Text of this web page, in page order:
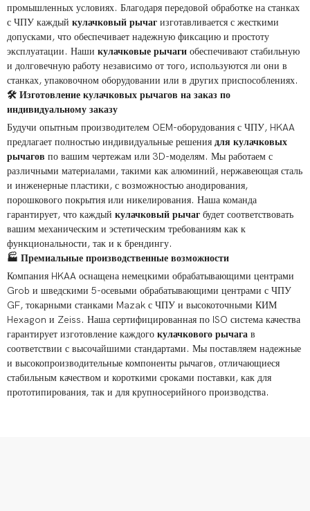
промышленных условиях. Благодаря передовой обработке на станках
с ЧПУ каждый кулачковый рычаг изготавливается с жесткими
допусками, что обеспечивает надежную фиксацию и простоту
эксплуатации. Наши кулачковые рычаги обеспечивают стабильную
и долговечную работу независимо от того, используются ли они в
станках, упаковочном оборудовании или в других приспособлениях.
🛠️ Изготовление кулачковых рычагов на заказ по
индивидуальному заказу
Будучи опытным производителем OEM-оборудования с ЧПУ, HKAA
предлагает полностью индивидуальные решения для кулачковых
рычагов по вашим чертежам или 3D-моделям. Мы работаем с
различными материалами, такими как алюминий, нержавеющая сталь
и инженерные пластики, с возможностью анодирования,
порошкового покрытия или никелирования. Наша команда
гарантирует, что каждый кулачковый рычаг будет соответствовать
вашим механическим и эстетическим требованиям как к
функциональности, так и к брендингу.
🏭 Премиальные производственные возможности
Компания HKAA оснащена немецкими обрабатывающими центрами
Grob и шведскими 5-осевыми обрабатывающими центрами с ЧПУ
GF, токарными станками Mazak с ЧПУ и высокоточными КИМ
Hexagon и Zeiss. Наша сертифицированная по ISO система качества
гарантирует изготовление каждого кулачкового рычага в
соответствии с высочайшими стандартами. Мы поставляем надежные
и высокопроизводительные компоненты рычагов, отличающиеся
стабильным качеством и короткими сроками поставки, как для
прототипирования, так и для крупносерийного производства.